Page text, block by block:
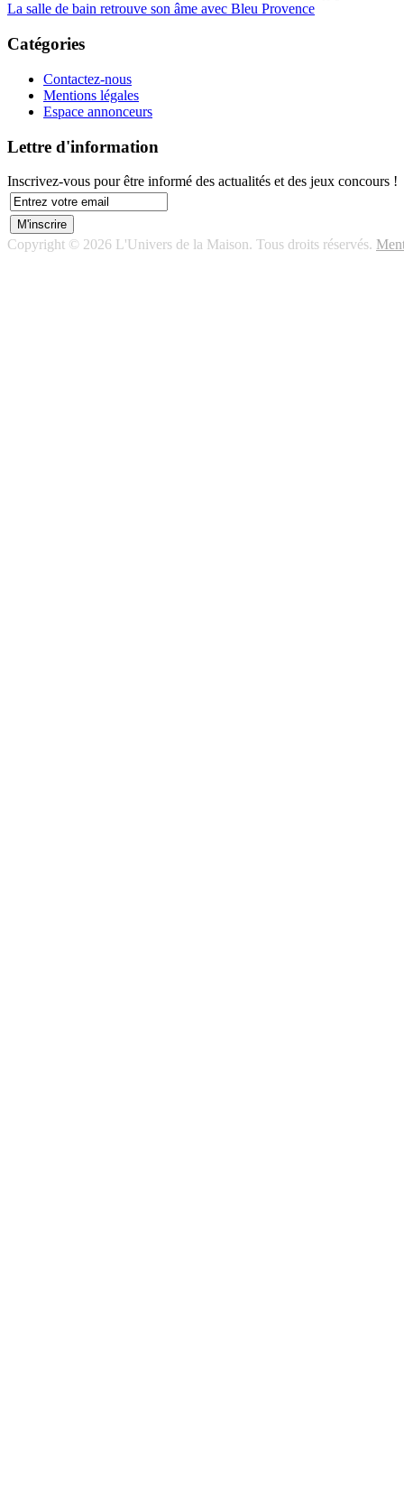
La salle de bain retrouve son âme avec Bleu Provence
Catégories
Contactez-nous
Mentions légales
Espace annonceurs
Lettre d'information
Inscrivez-vous pour être informé des actualités et des jeux concours !
Copyright © 2026 L'Univers de la Maison. Tous droits réservés.